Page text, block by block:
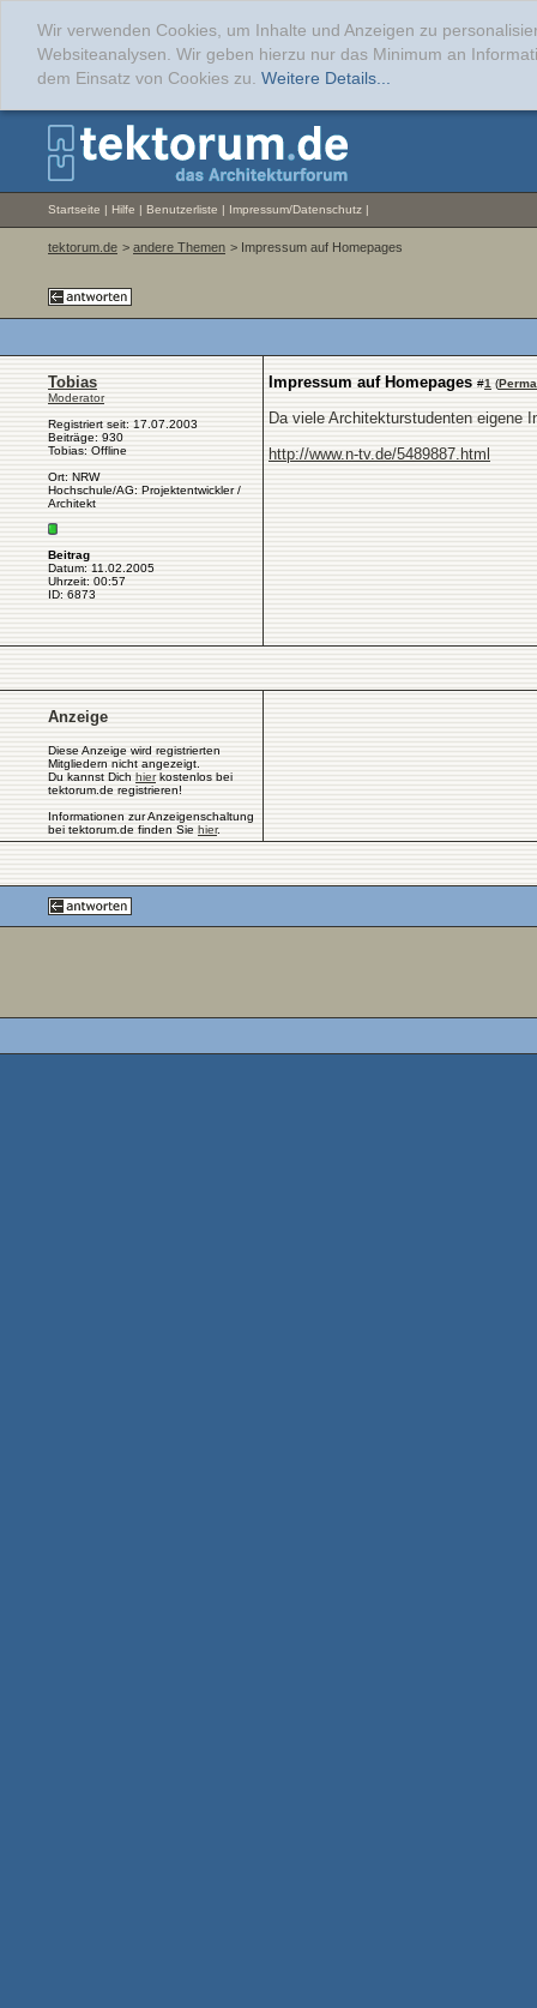
Wir verwenden Cookies, um Inhalte und Anzeigen zu
Websiteanalysen. Wir geben hierzu nur das Minimum an
dem Einsatz von Cookies zu. Weitere Details...
Startseite | Hilfe | Benutzerliste | Impressum/Datenschutz |
tektorum.de > andere Themen > Impressum auf Homepages
Tobias
Moderator
Registriert seit: 17.07.2003
Beiträge: 930
Tobias: Offline
Ort: NRW
Hochschule/AG: Projektentwickler /
Architekt
Beitrag
Datum: 11.02.2005
Uhrzeit: 00:57
ID: 6873
Impressum auf Homepages #1 (
Da viele Architekturstudenten eigene
http://www.n-tv.de/5489887.html
Anzeige
Diese Anzeige wird registrierten
Mitgliedern nicht angezeigt.
Du kannst Dich hierkostenlos bei
tektorum.de registrieren!
Informationen zur Anzeigenschaltung
bei tektorum.de finden Sie hier.